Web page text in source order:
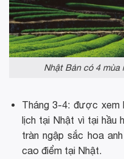
Nhật Bản có 4 mùa
Tháng 3-4: được xem
lịch tại Nhật vì tại hầu
tràn ngập sắc hoa
cao điểm tại Nhật.